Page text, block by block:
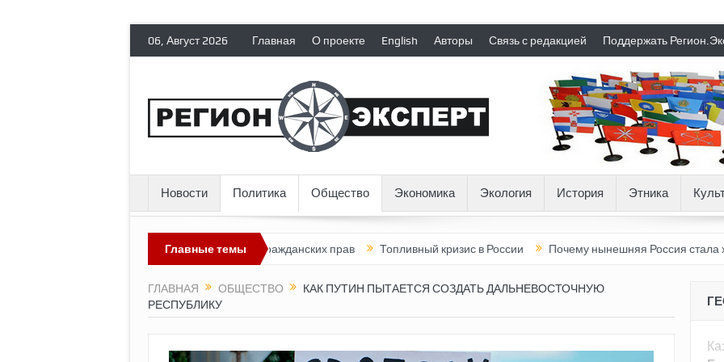
06, Август 2026 Главная О проекте English Авторы Связь с редакцией Поддержать
Новости Политика Общество Экономика Экология История Этника
Главные темы
лишает политических эмигрантов гражданских прав Топливный кризис в России Почему нынешняя Россия стала хуже, чем
ГЛАВНАЯ ОБЩЕСТВО
КАК ПУТИН ПЫТАЕТСЯ СОЗДАТЬ ДАЛЬНЕВОСТОЧНУЮ
РЕСПУБЛИКУ